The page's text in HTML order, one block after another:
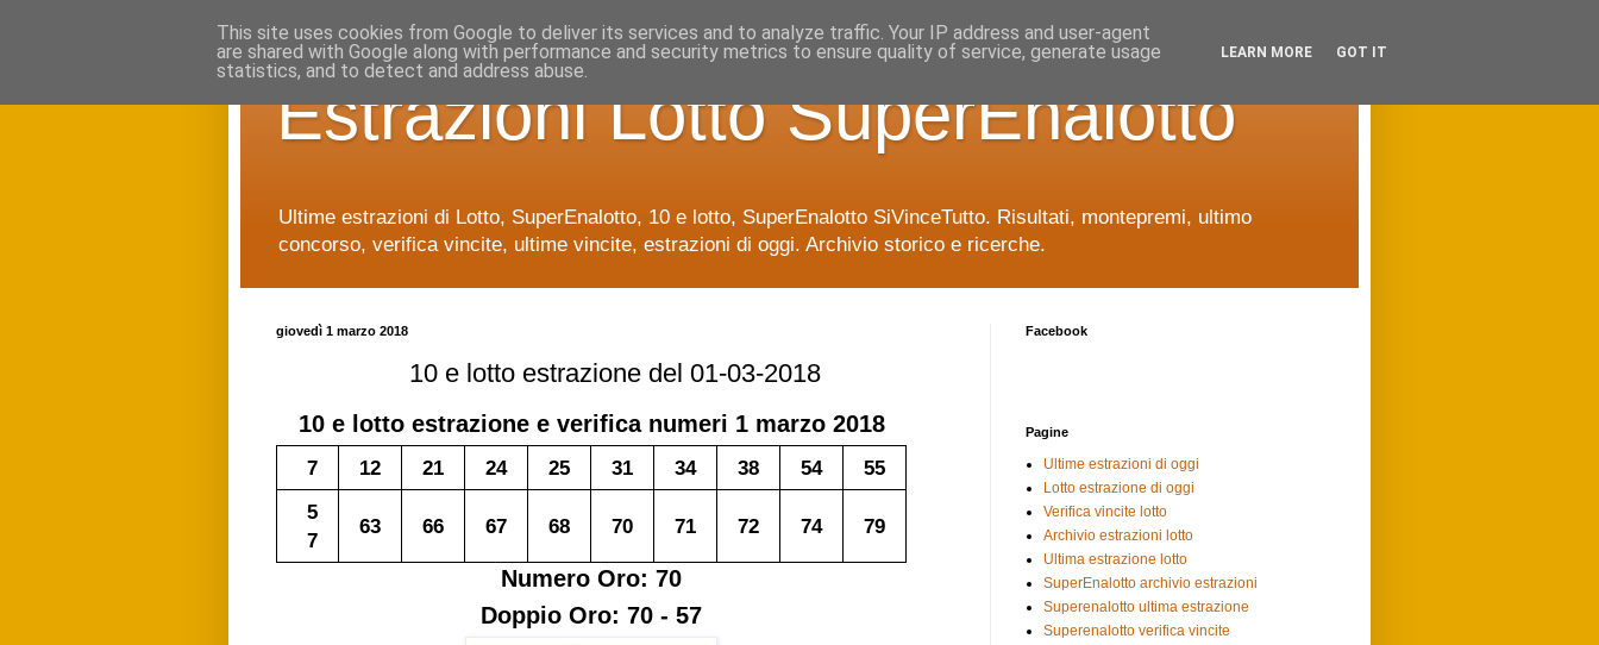
Estrazioni Lotto SuperEnalotto
Ultime estrazioni di Lotto, SuperEnalotto, 10 e lotto, SuperEnalotto SiVinceTutto. Risultati, montepremi, ultimo
concorso, verifica vincite, ultime vincite, estrazioni di oggi. Archivio storico e ricerche.
giovedì 1 marzo 2018
10 e lotto estrazione del 01-03-2018
10 e lottoestrazione e verifica numeri 1 marzo 2018
7 12 21 24 25 31 34 38 54
55
5
7
63 66 67 68 70 71 72 74 79
Numero Oro: 70
Doppio Oro: 70 - 57
Facebook
Pagine
Ultime estrazioni di oggi
Lotto estrazione di oggi
Verifica vincite lotto
Archivio estrazioni lotto
Ultima estrazione lotto
SuperEnalotto archivio estrazioni
Superenalotto ultima estrazione
Superenalotto verifica vincite
This site uses cookies from Google to deliver its services and to analyze traffic. Your IP address and user-agent
are shared with Google along with performance and security metrics to ensure quality of service, generate usage
statistics, and to detect and address abuse.
LEARN MORE GOT IT